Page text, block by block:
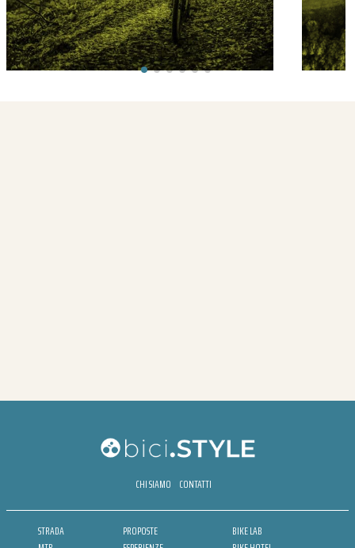
CHI SIAMO CONTATTI
STRADA
PROPOSTE
BIKE LAB